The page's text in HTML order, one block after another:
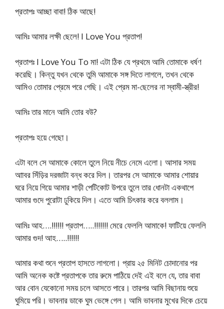
প্রতাপঃ আচ্ছা বাবা! ঠিক আছে!
আমিঃ আমার লক্ষী ছেলে! I Love You প্রতাপ!
প্রতাপঃ I Love You To মা! এটা ঠিক যে প্রথমে আমি তোমাকে ধর্ষণ
করেছি। কিন্তু যখন থেকে তুমি আমাকে সঙ্গ দিতে লাগলে, তখন থেকে
আমিও তোমার প্রেমে পরে গেছি। এই প্রেম মা-ছেলের না স্বামী-স্ত্রীর!
আমিঃ তার মানে আমি তোর বউ?
প্রতাপঃ হয়ে গেছো।
এটা বলে সে আমাকে কোলে তুলে নিয়ে নীচে নেমে এলো। আসার সময়
আাবর সিঁড়ির দরজাটা বন্ধ করে দিল। তারপর সে আমাকে আমার শোয়ার
ঘরে নিয়ে গিয়ে আমার শাড়ী পেটিকোট উপরে তুলে তার ধোনটা একথাপে
আমার গুদে পুরোটা ঢুকিয়ে দিল। এতে আমি চিৎকার করে বললাম।
আমিঃ আহ….!!!!!! প্রতাপ…..!!!!!!! মেরে ফেললি আমাকে! ফাটিয়ে ফেললি
আমার গুদ! আহ…..!!!!!!
আমার কথা শুনে প্রতাপ হাসতে লাগলো। প্রায় ২৫ মিনিট চোদানোর পর
আমি অনেক কষ্টে প্রতাপকে তার রুমে পাঠিয়ে দেই এই বলে যে, তার বাবা
আর বোন যেকোনো সময় চলে আসতে পারে। তারপর আমি বিছানায় শুয়ে
ঘুমিয়ে পরি। ভাবনার ডাকে ঘুম ভেঙ্গে গেল। আমি ভাবনার মুখের দিকে চেয়ে